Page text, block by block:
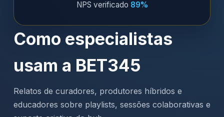
NPS verificado 89%
Como especialistas
usam a BET345
Relatos de curadores, produtores híbridos e
educadores sobre playlists, sessões colaborativas e